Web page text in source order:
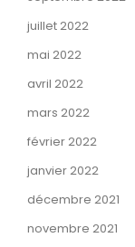
juillet 2022
mai 2022
avril 2022
mars 2022
février 2022
janvier 2022
décembre 2021
novembre 2021